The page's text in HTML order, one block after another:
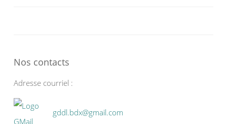
Nos contacts
Adresse courriel :
gddl.bdx@gmail.com